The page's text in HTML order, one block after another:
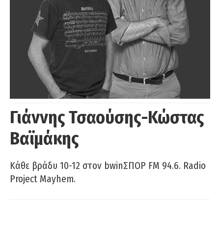
Γιάννης Τσαούσης-Κώστας
Βαϊμάκης
Κάθε βράδυ 10-12 στον bwinΣΠΟΡ FM 94.6. Radio
Project Mayhem.